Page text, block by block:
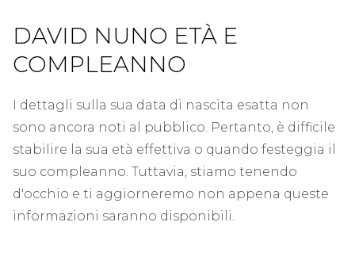
DAVID NUNO ETÀ E
COMPLEANNO
I dettagli sulla sua data di nascita esatta non
sono ancora noti al pubblico. Pertanto, è difficile
stabilire la sua età effettiva o quando festeggia il
suo compleanno. Tuttavia, stiamo tenendo
d'occhio e ti aggiorneremo non appena queste
informazioni saranno disponibili.